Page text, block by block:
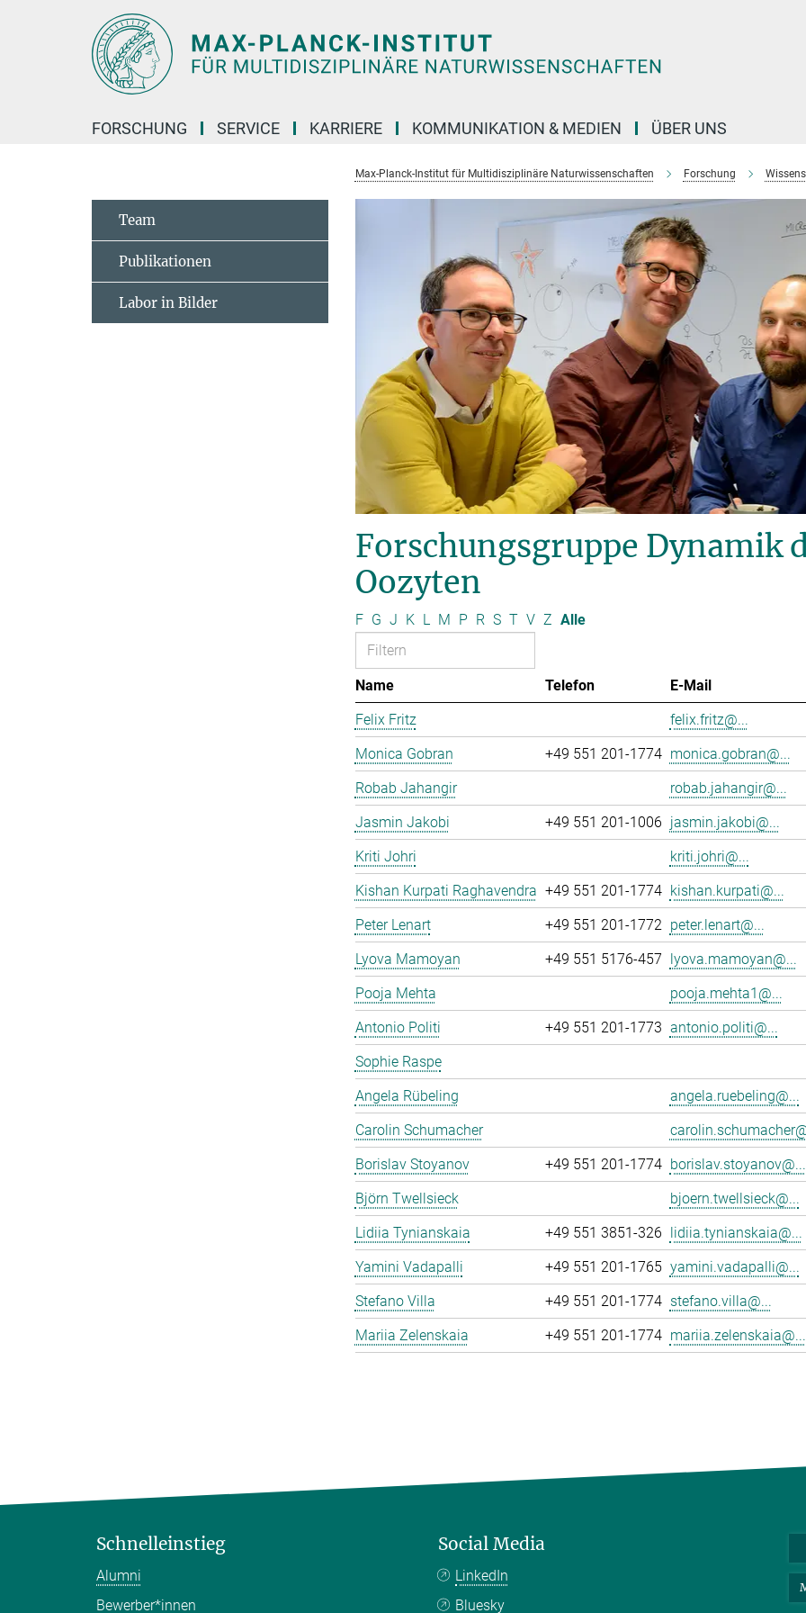
FORSCHUNG SERVICE KARRIERE KOMMUNIKATION & MEDIEN ÜBER UNS
Max-Planck-Institut für Multidisziplinäre Naturwissenschaften Forschung
Forschungsgruppe Dynamik
Oozyten
F G J K L M P R S T V Z Alle
Name Telefon
E-Mail
Felix Fritz
felix.fritz@...
Monica Gobran
+49 551 201-1774 monica.gobran@...
Robab Jahangir
robab.jahangir@...
Jasmin Jakobi
+49 551 201-1006 jasmin.jakobi@...
Kriti Johri
kriti.johri@...
Kishan Kurpati Raghavendra +49 551 201-1774 kishan.kurpati@...
Peter Lenart
+49 551 201-1772 peter.lenart@...
Lyova Mamoyan
+49 551 5176-457 lyova.mamoyan@...
Pooja Mehta
pooja.mehta1@...
Antonio Politi
+49 551 201-1773 antonio.politi@...
Sophie Raspe
Angela Rübeling
angela.ruebeling@...
Carolin Schumacher
Borislav Stoyanov
+49 551 201-1774 borislav.stoyanov@...
Björn Twellsieck
bjoern.twellsieck@...
Lidiia Tynianskaia
+49 551 3851-326 lidiia.tynianskaia@...
Yamini Vadapalli
+49 551 201-1765 yamini.vadapalli@...
Stefano Villa
+49 551 201-1774 stefano.villa@...
Mariia Zelenskaia
+49 551 201-1774 mariia.zelenskaia@...
Team
Publikationen
Labor in Bilder
Schnelleinstieg
Alumni
Bewerber*innen
Social Media
LinkedIn
Bluesky